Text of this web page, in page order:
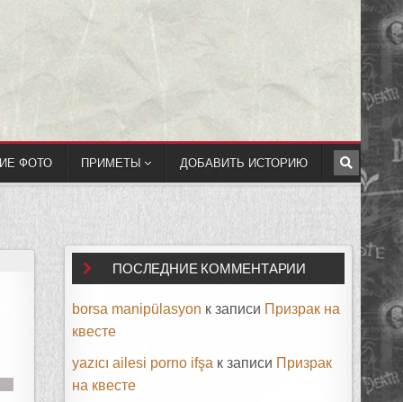
ФОТО ПРИМЕТЫ ДОБАВИТЬ ИСТОРИЮ
ПОСЛЕДНИЕ КОММЕНТАРИИ
borsa manipülasyon к записи Призрак на
квесте
yazıcı ailesi porno ifşa к записи Призрак
на квесте